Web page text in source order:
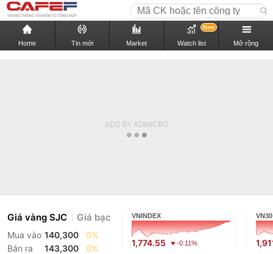
Home Tin mới Market Watch list
New
Mở rộng
Giá vàng SJC Giá bạc
Mua vào 140,300
0%
Bán ra
143,300 0%
VNINDEX
1,774.55 -0.11%
VN30